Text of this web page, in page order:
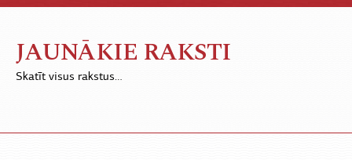
JAUNĀKIE RAKSTI
Skatīt visus rakstus…